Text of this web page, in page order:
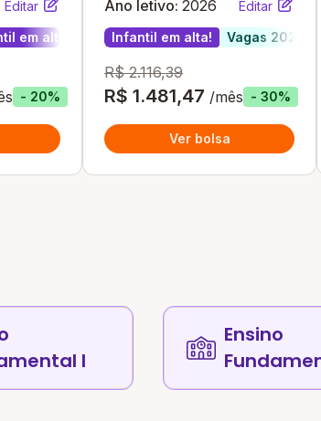
Editar
em alta!
- 20%
Ano letivo: 2026
Editar
Infantil em alta!
Vagas 2027
R$ 2.116,39
R$ 1.481,47 /mês - 30%
Ver bolsa
I
Ensino